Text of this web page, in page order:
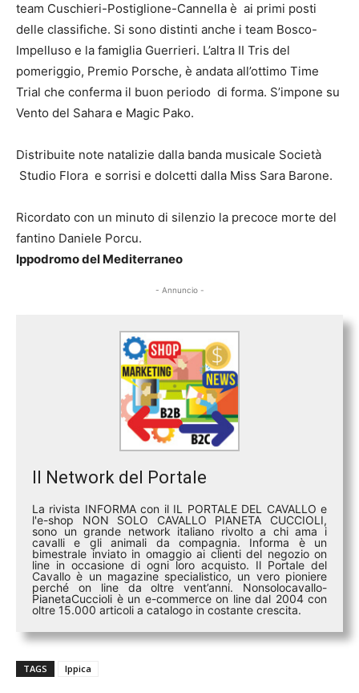
team Cuschieri-Postiglione-Cannella è ai primi posti
delle classifiche. Si sono distinti anche i team Bosco-
Impelluso e la famiglia Guerrieri. L’altra II Tris del
pomeriggio, Premio Porsche, è andata all’ottimo Time
Trial che conferma il buon periodo di forma. S’impone su
Vento del Sahara e Magic Pako.
Distribuite note natalizie dalla banda musicale Società
Studio Flora e sorrisi e dolcetti dalla Miss Sara Barone.
Ricordato con un minuto di silenzio la precoce morte del
fantino Daniele Porcu.
Ippodromo del Mediterraneo
- Annuncio -
Il Network del Portale
La rivista INFORMA con il IL PORTALE DEL CAVALLO e
l'e-shop NON SOLO CAVALLO PIANETA CUCCIOLI,
sono un grande network italiano rivolto a chi ama i
cavalli e gli animali da compagnia. Informa è un
bimestrale inviato in omaggio ai clienti del negozio on
line in occasione di ogni loro acquisto. Il Portale del
Cavallo è un magazine specialistico, un vero pioniere
perché on line da oltre vent’anni. Nonsolocavallo-
PianetaCuccioli è un e-commerce on line dal 2004 con
oltre 15.000 articoli a catalogo in costante crescita.
TAGS Ippica